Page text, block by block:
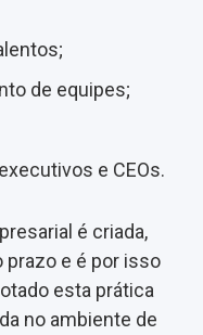
de equipes;
e CEOs.
é criada,
prazo e é por isso
esta prática
no ambiente de